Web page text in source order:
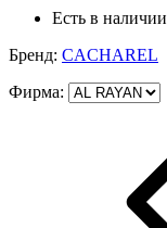
Есть в наличии
Бренд: CACHAREL
Фирма: